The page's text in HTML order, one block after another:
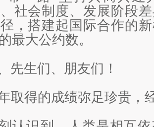
社会制度、发展阶段
，搭建起国际合作的
最大公约数。
先生们、朋友们！
取得的成绩弥足珍贵，